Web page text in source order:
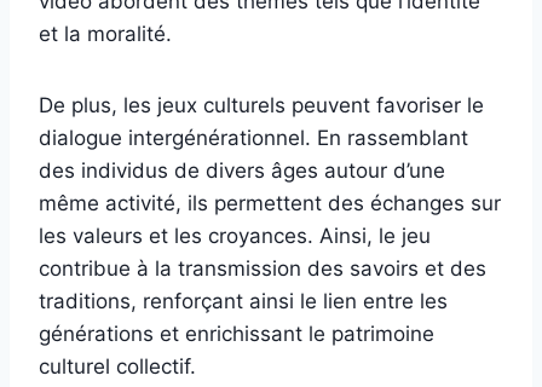
et la moralité.
De plus, les jeux culturels peuvent favoriser le
dialogue intergénérationnel. En rassemblant
des individus de divers âges autour d’une
même activité, ils permettent des échanges sur
les valeurs et les croyances. Ainsi, le jeu
contribue à la transmission des savoirs et des
traditions, renforçant ainsi le lien entre les
générations et enrichissant le patrimoine
culturel collectif.